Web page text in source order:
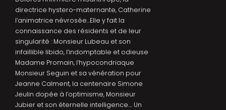
directrice hystero-maternante, Catherine
l’animatrice névrosée…Elle y fait la
connaissance des résidents et de leur
singularité : Monsieur Lubeau et son
infaillible libido, l’indomptable et odieuse
Madame Promain, l’hypocondriaque
Monsieur Seguin et sa vénération pour
Jeanne Calment, la centenaire Simone
Jeulin dopée à l’optimisme, Monsieur
Jubier et son éternelle intelligence…. Un